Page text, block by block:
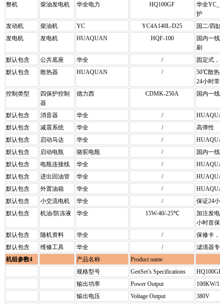
整机
柴油发电机 华全电力 HQ100GF
华全
护
发动机
柴油机 YC YC4A140L-D25
国二/四
发电机
发电机 HUAQUAN HQF-100
国内一
刷
默认包含
公共底座 华全 /
固定式
默认包含
散热器 HUAQUAN /
50℃散热
24小时
控制类型
四保护控制
器
德力西 CDMK-250A 国内一
默认包含 消音器 华全 /
默认包含
减震系统 华全 /
高弹性
默认包含
启动马达 华全 /
默认包含
启动电瓶 骆驼电瓶 /
国内一
默认包含
电瓶连接线 华全 /
默认包含
进出回油管 华全 /
默认包含
外置油箱 华全 /
默认包含
小交流电机 华全 /
保证24
默认包含
机油/防冻液 华全 15W-40/-25℃
加注发
小时首保
默认包含
随机资料 华全 /
保修卡
默认包含
维修工具 华全 /
滤清器
机组参数4
产品名称
Product name
规格型号
GenSet’s Specifications
输出功率
Power Output
100KW/
输出电压
Voltage Output
380V